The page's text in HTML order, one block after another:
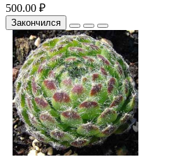
500.00 ₽
Закончился